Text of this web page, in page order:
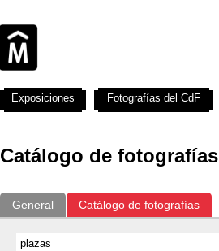
Catálogo de fotografías
General Catálogo de fotografías
Exposiciones Fotografías del CdF